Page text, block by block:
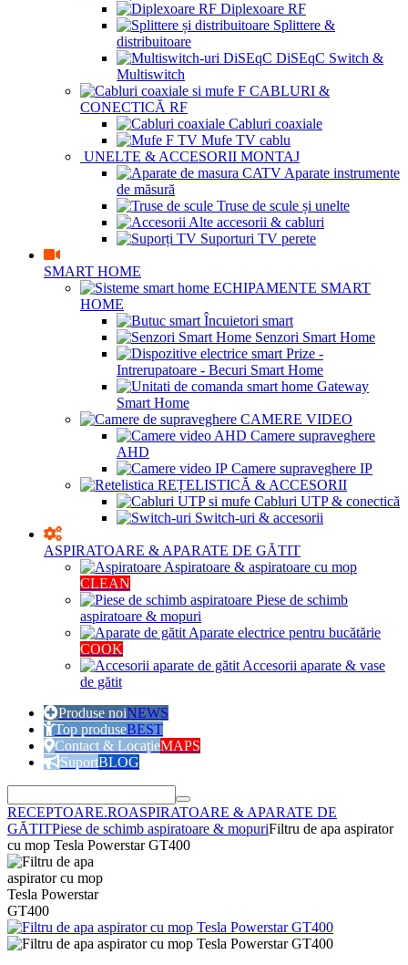
Diplexoare RF
Splittere &
distribuitoare
DiSEqC Switch &
Multiswitch
CABLURI &
CONECTICĂ RF
Cabluri coaxiale
Mufe TV cablu
UNELTE & ACCESORII MONTAJ
Aparate instrumente
de măsură
Truse de scule și unelte
Alte accesorii & cabluri
Suporturi TV perete
SMART HOME
ECHIPAMENTE SMART
HOME
Încuietori smart
Senzori Smart Home
Prize -
Intrerupatoare - Becuri Smart Home
Gateway
Smart Home
CAMERE VIDEO
Camere supraveghere
AHD
Camere supraveghere IP
REȚELISTICĂ & ACCESORII
Cabluri UTP & conectică
Switch-uri & accesorii
ASPIRATOARE & APARATE DE GĂTIT
Aspiratoare & aspiratoare cu mop
CLEAN
Piese de schimb
aspiratoare & mopuri
Aparate electrice pentru bucătărie
COOK
Accesorii aparate & vase
de gătit
Produse noiNEWS
Top produseBEST
Contact & LocațieMAPS
SuportBLOG
RECEPTOARE.ROASPIRATOARE & APARATE DE
GĂTITPiese de schimb aspiratoare & mopuriFiltru de apa aspirator
cu mop Tesla Powerstar GT400